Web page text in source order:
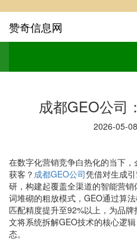
赞奇信息网
成都GEO公司
2026-05-
在数字化营销竞争白热化的当下
获客？ 成都GEO公司凭借对生成
研，构建起覆盖全渠道的智能营
词堆砌的粗放模式，GEO通过算
匹配精度提升至92%以上，为品
文将系统拆解GEO技术的核心逻
态。